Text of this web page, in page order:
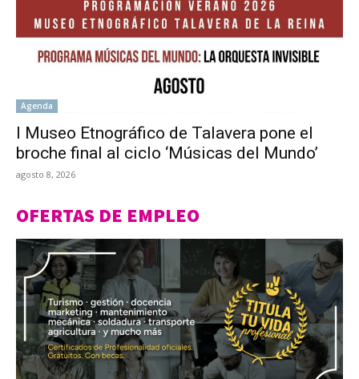
Agenda
l Museo Etnográfico de Talavera pone el
broche final al ciclo ‘Músicas del Mundo’
agosto 8, 2026
OFERTAS DE EMPLEO